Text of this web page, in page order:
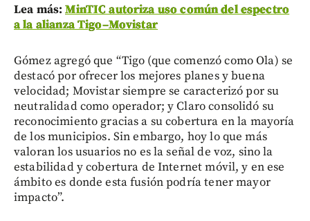
Lea más:MinTIC autoriza uso común del espectro
a la alianza Tigo–Movistar
Gómez agregó que “Tigo (que comenzó como Ola) se
destacó por ofrecer los mejores planes y buena
velocidad; Movistar siempre se caracterizó por su
neutralidad como operador; y Claro consolidó su
reconocimiento gracias a su cobertura en la mayoría
de los municipios. Sin embargo, hoy lo que más
valoran los usuarios no es la señal de voz, sino la
estabilidad y cobertura de Internet móvil, y en ese
ámbito es donde esta fusión podría tener mayor
impacto”.